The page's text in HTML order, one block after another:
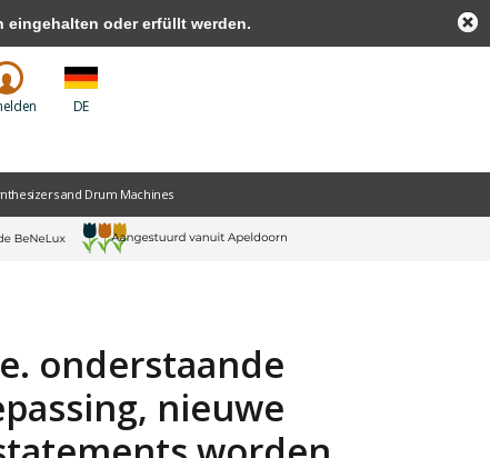
DE
and Drum Machines
onderstaande
nieuwe
oder erfüllt werden.